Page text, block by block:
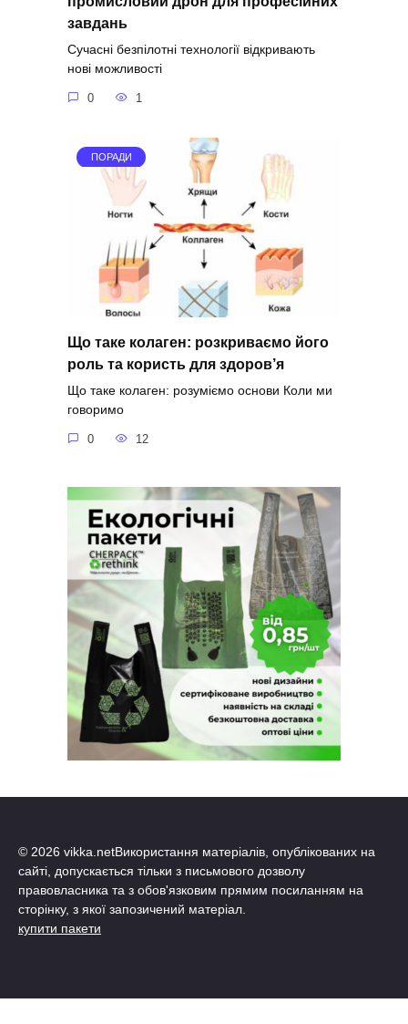
завдань
Сучасні безпілотні технології відкривають
нові можливості
0 1
ПОРАДИ
Що таке колаген: розкриваємо його
роль та користь для здоров’я
Що таке колаген: розуміємо основи Коли ми
говоримо
0 12
© 2026 vikka.netВикористання матеріалів, опублікованих на
сайті, допускається тільки з письмового дозволу
правовласника та з обов'язковим прямим посиланням на
сторінку, з якої запозичений матеріал.
купити пакети